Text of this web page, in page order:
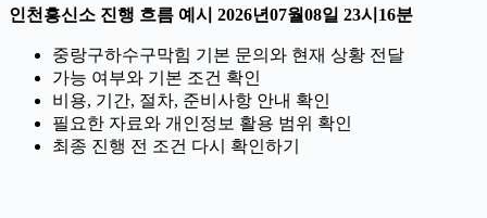
인천흥신소 진행 흐름 예시 2026년07월08일 23시16분
중랑구하수구막힘 기본 문의와 현재 상황 전달
가능 여부와 기본 조건 확인
비용, 기간, 절차, 준비사항 안내 확인
필요한 자료와 개인정보 활용 범위 확인
최종 진행 전 조건 다시 확인하기